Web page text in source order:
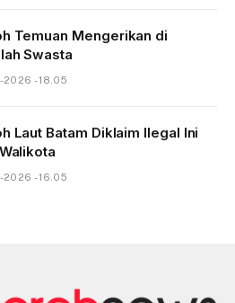
Temuan Mengerikan di
Swasta
- 18.05
Laut Batam Diklaim Ilegal Ini
- 16.05